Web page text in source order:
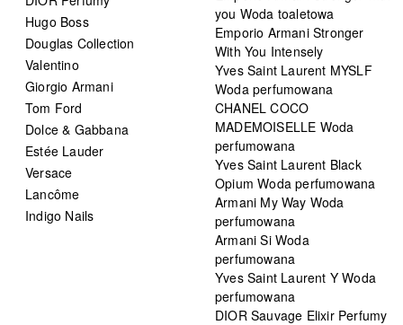
Hugo Boss
Douglas Collection
Valentino
Giorgio Armani
Tom Ford
Dolce & Gabbana
Estée Lauder
Versace
Lancôme
Indigo Nails
you Woda toaletowa
Emporio Armani Stronger
With You Intensely
Yves Saint Laurent MYSLF
Woda perfumowana
CHANEL COCO
MADEMOISELLE Woda
perfumowana
Yves Saint Laurent Black
Opium Woda perfumowana
Armani My Way Woda
perfumowana
Armani Si Woda
perfumowana
Yves Saint Laurent Y Woda
perfumowana
DIOR Sauvage Elixir Perfumy